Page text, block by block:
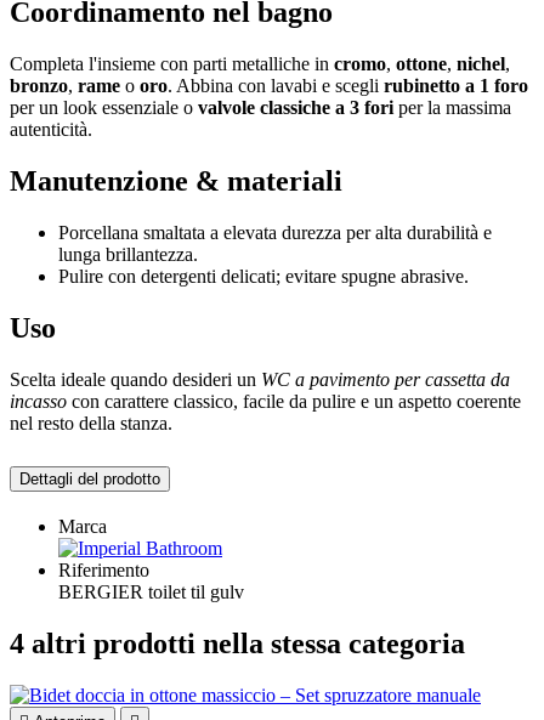
Coordinamento nel bagno
Completa l'insieme con parti metalliche in cromo, ottone, nichel,
bronzo, rame o oro. Abbina con lavabi e scegli rubinetto a 1 foro
per un look essenziale o valvole classiche a 3 fori per la massima
autenticità.
Manutenzione & materiali
Porcellana smaltata a elevata durezza per alta durabilità e
lunga brillantezza.
Pulire con detergenti delicati; evitare spugne abrasive.
Uso
Scelta ideale quando desideri un WC a pavimento per cassetta da
incasso con carattere classico, facile da pulire e un aspetto coerente
nel resto della stanza.
Dettagli del prodotto
Marca
Riferimento
BERGIER toilet til gulv
4 altri prodotti nella stessa categoria